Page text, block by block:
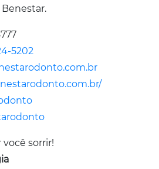
5202
você sorrir!